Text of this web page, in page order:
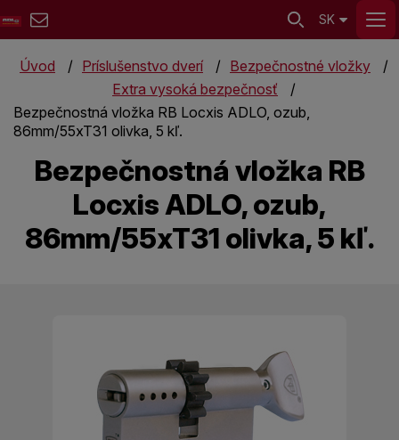
SK
Úvod Príslušenstvo dverí
Bezpečnostné vložky
Extra vysoká bezpečnosť
Bezpečnostná vložka RB Locxis ADLO, ozub,
86mm/55xT31 olivka, 5 kľ.
Bezpečnostná vložka RB
Locxis ADLO, ozub,
86mm/55xT31 olivka, 5 kľ.